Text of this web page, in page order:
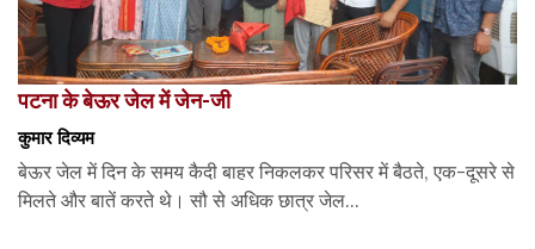
पटना के बेऊर जेल में जेन-जी
कुमार दिव्यम
बेऊर जेल में दिन के समय कैदी बाहर निकलकर परिसर में बैठते, एक-दूसरे से
मिलते और बातें करते थे। सौ से अधिक छात्र जेल...